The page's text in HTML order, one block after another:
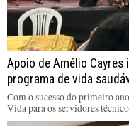
Apoio de Amélio Cayres
programa de vida
Com o sucesso do primeiro
Vida para os servidores